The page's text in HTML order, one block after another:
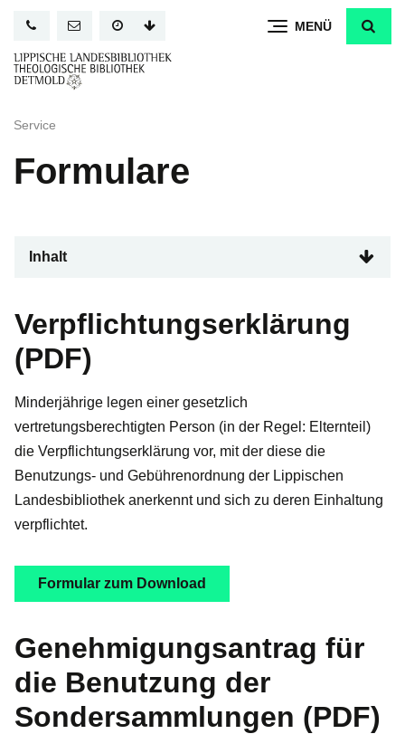
Inhalt
MENÜ
Service
Formulare
Inhalt
Verpflichtungserklärung
(PDF)
Minderjährige legen einer gesetzlich
vertretungsberechtigten Person (in der Regel: Elternteil)
die Verpflichtungserklärung vor, mit der diese die
Benutzungs- und Gebührenordnung der Lippischen
Landesbibliothek anerkennt und sich zu deren Einhaltung
verpflichtet.
Formular zum Download
Genehmigungsantrag für
die Benutzung der
Sondersammlungen (PDF)